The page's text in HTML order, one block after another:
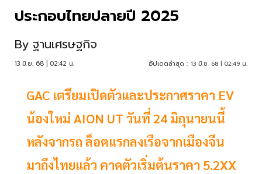
ประกอบไทยปลายปี 2025
By ฐานเศรษฐกิจ
13 มิ.ย. 68 | 02:42 น. อัปเดตล่าสุด : 13 มิ.ย. 68 | 02:49 น.
GAC เตรียมเปิดตัวและประกาศราคา EV
น้องใหม่ AION UT วันที่ 24 มิถุนายนนี้
หลังจากรถ ล็อตแรกลงเรือจากเมืองจีน
มาถึงไทยแล้ว คาดตัวเริ่มต้นราคา 5.2XX